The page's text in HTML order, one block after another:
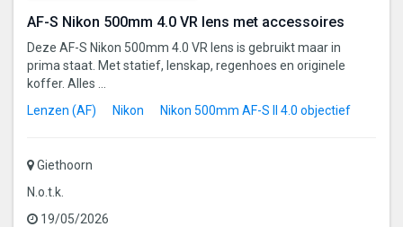
AF-S Nikon 500mm 4.0 VR lens met accessoires
Deze AF-S Nikon 500mm 4.0 VR lens is gebruikt maar in
prima staat. Met statief, lenskap, regenhoes en originele
koffer. Alles ...
Lenzen (AF)
Nikon Nikon 500mm AF-S II 4.0 objectief
Giethoorn
N.o.t.k.
19/05/2026